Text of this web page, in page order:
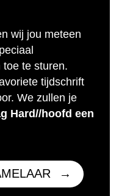
wij jou meteen
te sturen.
tijdschrift
We zullen je
Hard//hoofd een